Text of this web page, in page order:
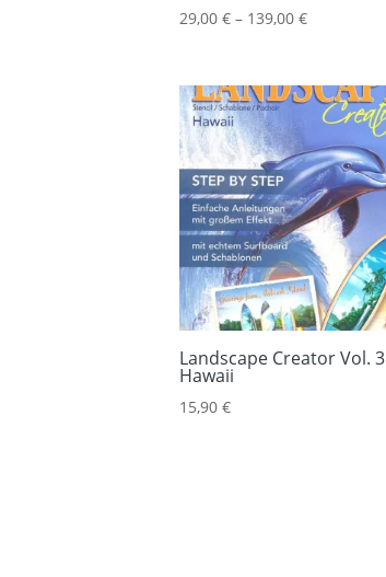
29,00 € – 139,00 €
Landscape Creator Vol. 3
Hawaii
15,90 €